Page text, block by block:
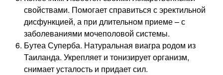
свойствами. Помогает справиться с эректильной
дисфункцией, а при длительном приеме – с
заболеваниями мочеполовой системы.
Бутеа Суперба. Натуральная виагра родом из
Таиланда. Укрепляет и тонизирует организм,
снимает усталость и придает сил.